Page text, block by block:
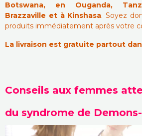
Botswana, en Ouganda,
Brazzaville et à Kinshasa. Soyez
produits immédiatement après votre
La livraison est gratuite partout
Conseils aux femmes
du syndrome de